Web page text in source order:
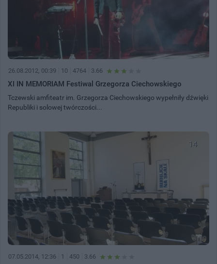
26.08.2012, 00:39 10 4764 3.66
XI IN MEMORIAM Festiwal Grzegorza Ciechowskiego
Tczewski amfiteatr im. Grzegorza Ciechowskiego wypełniły dźwięki
Republiki i solowej twórczości...
14
07.05.2014, 12:36 1 450 3.66